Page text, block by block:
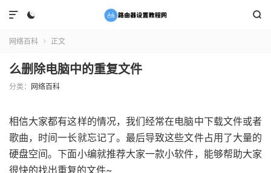
 

网络百科  正文
么删除电脑中的重复文件
分类： 网络百科
相信大家都有这样的情况，我们经常在电脑中下载文件或者
歌曲，时间一长就忘记了。最后导致这些文件占用了大量的
硬盘空间。下面小编就推荐大家一款小软件，能够帮助大家
很快的找出重复的文件~